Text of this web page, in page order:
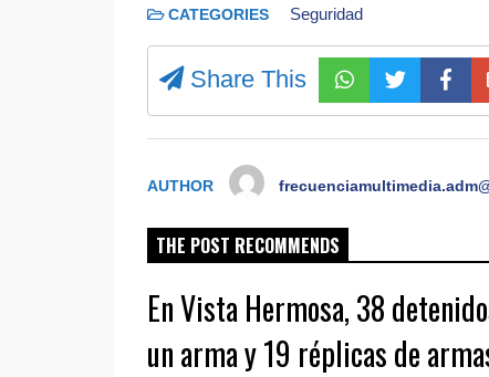
CATEGORIES Seguridad
Share This
AUTHOR
THE POST RECOMMENDS
En Vista Hermosa, 38
un arma y 19 réplicas de